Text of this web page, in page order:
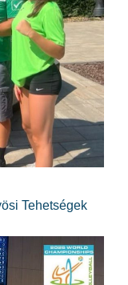
Tehetségek